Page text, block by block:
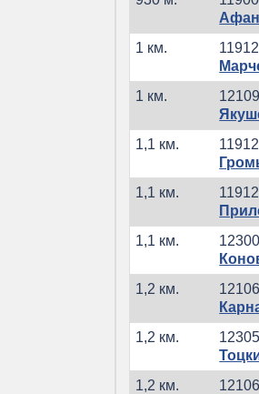
1 км.
1 км.
1,1 км.
1,1 км.
1,1 км.
1,2 км.
1,2 км.
1,2 км.